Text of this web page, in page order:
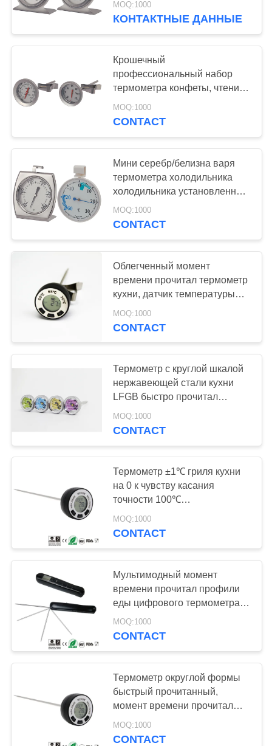
MOQ:1000
КОНТАКТНЫЕ ДАННЫЕ
Крошечный
профессиональный набор
термометра конфеты, чтение
Темп глубокого термометра
картофеля фри точное
MOQ:1000
CONTACT
Мини серебр/белизна варя
термометра холодильника
холодильника установленный
с крюком
MOQ:1000
CONTACT
Облегченный момент
времени прочитал термометр
кухни, датчик температуры
вина водоустойчивый
MOQ:1000
CONTACT
Термометр с круглой шкалой
нержавеющей стали кухни
LFGB быстро прочитал
термометр
MOQ:1000
CONTACT
Термометр ±1℃ гриля кухни
на 0 к чувству касания
точности 100℃
превосходному
MOQ:1000
CONTACT
Мультимодный момент
времени прочитал профили
еды цифрового термометра
интегрированные для ББК
MOQ:1000
CONTACT
Термометр округлой формы
быстрый прочитанный,
момент времени прочитал
варя термометр с
протектором силикона
MOQ:1000
CONTACT